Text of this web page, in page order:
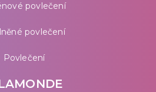
povlečení
povlečení
Povlečení